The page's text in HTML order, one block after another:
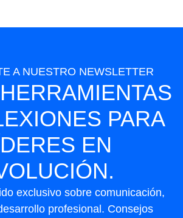
A NUESTRO NEWSLETTER
PARA
EN
exclusivo sobre comunicación,
profesional. Consejos